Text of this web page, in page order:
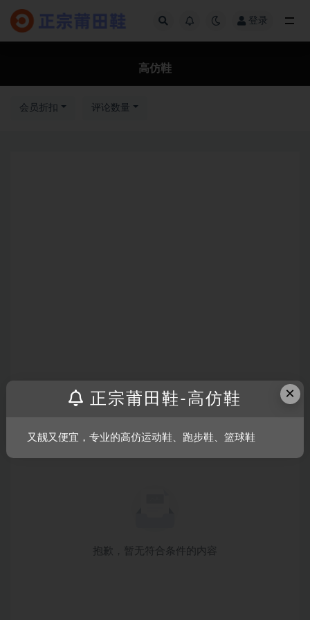
登录
高仿鞋
会员折扣 评论数量
抱歉，暂无符合条件的内容
×
正宗莆田鞋-高仿鞋
又靓又便宜，专业的高仿运动鞋、跑步鞋、篮球鞋